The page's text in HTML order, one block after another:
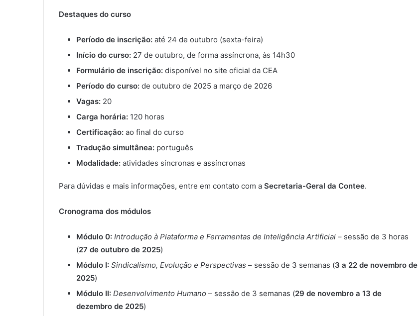
Destaques do curso
Período de inscrição: até 24 de outubro (sexta-feira)
Início do curso: 27 de outubro, de forma assíncrona, às 14h30
Formulário de inscrição: disponível no site oficial da CEA
Período do curso: de outubro de 2025 a março de 2026
Vagas: 20
Carga horária: 120 horas
Certificação: ao final do curso
Tradução simultânea: português
Modalidade: atividades síncronas e assíncronas
Para dúvidas e mais informações, entre em contato com a Secretaria-Geral da Contee.
Cronograma dos módulos
Módulo 0: Introdução à Plataforma e Ferramentas de Inteligência Artificial – sessão de 3 horas
(27 de outubro de 2025)
Módulo I: Sindicalismo, Evolução e Perspectivas – sessão de 3 semanas (3 a 22 de novembro de
2025)
Módulo II: Desenvolvimento Humano – sessão de 3 semanas (29 de novembro a 13 de
dezembro de 2025)